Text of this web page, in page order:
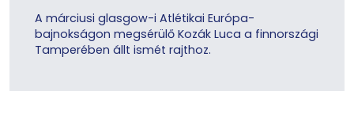
A márciusi glasgow-i Atlétikai Európa-
bajnokságon megsérülő Kozák Luca a finnországi
Tamperében állt ismét rajthoz.